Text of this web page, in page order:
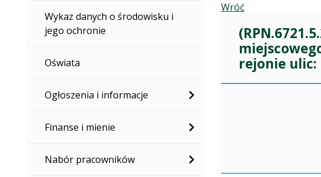
Wykaz danych o środowisku i
jego ochronie
Oświata
Ogłoszenia i informacje
Finanse i mienie
Nabór pracowników
Wróć
rejonie ulic: